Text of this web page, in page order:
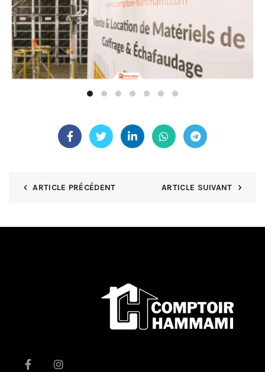
ARTICLE PRÉCÉDENT ARTICLE SUIVANT